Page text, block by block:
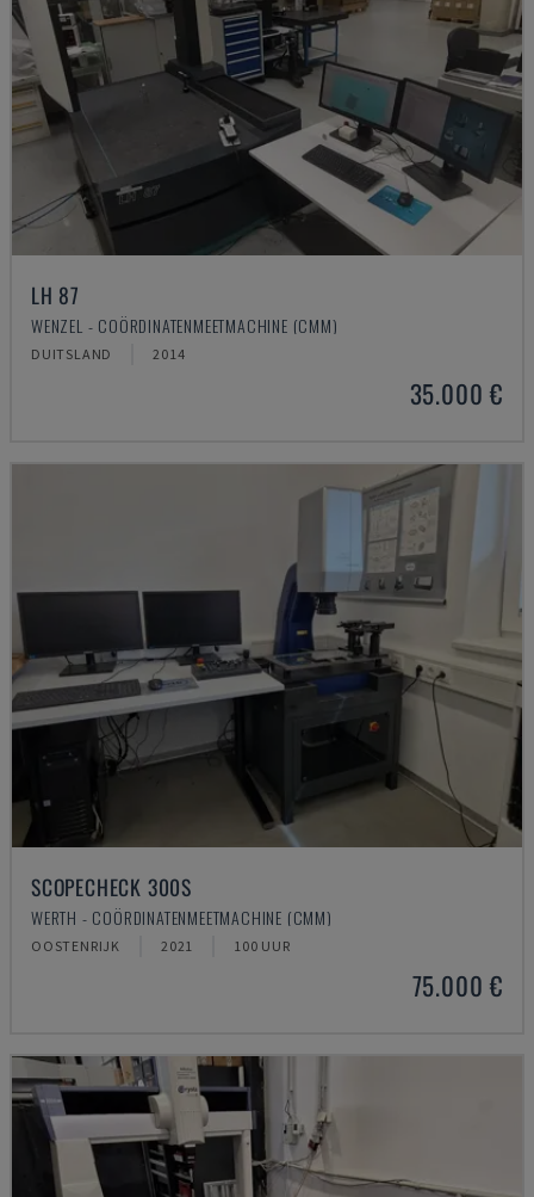
LH 87
WENZEL - COÖRDINATENMEETMACHINE (CMM)
DUITSLAND 2014
35.000 €
SCOPECHECK 300S
WERTH - COÖRDINATENMEETMACHINE (CMM)
OOSTENRIJK 2021 100 UUR
75.000 €